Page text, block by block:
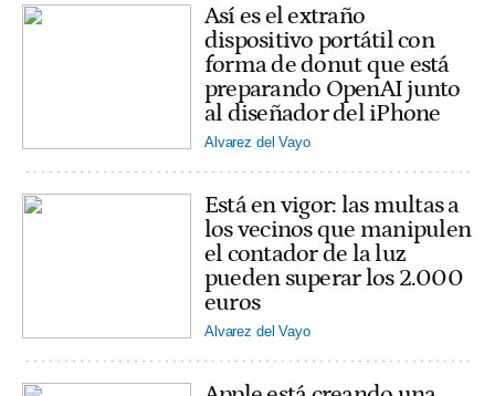
Así es el extraño
dispositivo portátil con
forma de donut que está
preparando OpenAI junto
al diseñador del iPhone
Alvarez del Vayo
Está en vigor: las multas a
los vecinos que manipulen
el contador de la luz
pueden superar los 2.000
euros
Alvarez del Vayo